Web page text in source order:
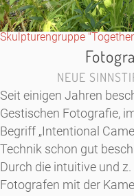
Skulpturengruppe
NEUE
Seit einigen Jahren
Gestischen Fotografie,
Begriff „Intentional
Technik schon gut
Durch die intuitive und
Fotografen mit der